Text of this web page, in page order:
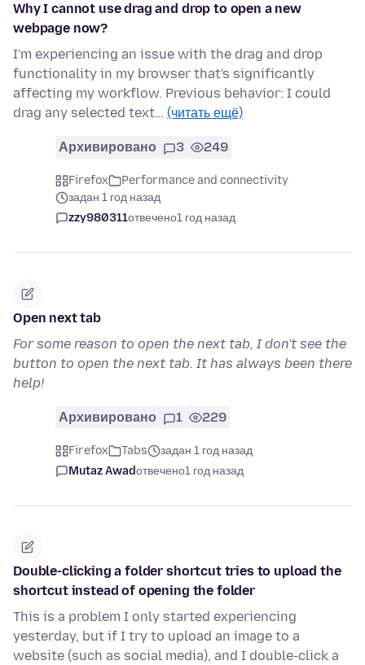
Why I cannot use drag and drop to open a new
webpage now?
I'm experiencing an issue with the drag and drop
functionality in my browser that's significantly
affecting my workflow. Previous behavior: I could
drag any selected text… (читать ещё)
Архивировано 3 249
Firefox
Performance and connectivity
задан 1 год назад
zzy980311отвечено1 год назад
Open next tab
For some reason to open the next tab, I don't see the
button to open the next tab. It has always been there
help!
Архивировано 1 229
Firefox Tabs
задан 1 год назад
Mutaz Awadотвечено1 год назад
Double-clicking a folder shortcut tries to upload the
shortcut instead of opening the folder
This is a problem I only started experiencing
yesterday, but if I try to upload an image to a
website (such as social media), and I double-click a